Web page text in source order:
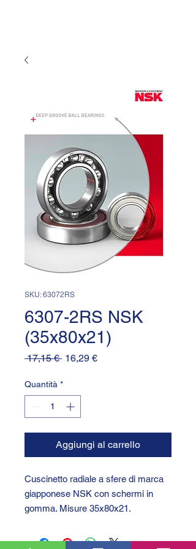
SKU: 63072RS
6307-2RS NSK
(35x80x21)
17,15 € Prezzo
16,29 €Prezzo
Quantità *
Aggiungi al carrello
Cuscinetto radiale a sfere di marca
giapponese NSK con schermi in
gomma. Misure 35x80x21.